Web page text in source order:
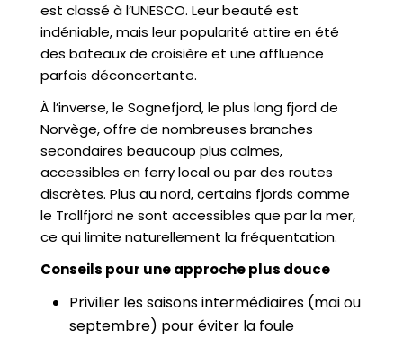
est classé à l’UNESCO. Leur beauté est
indéniable, mais leur popularité attire en été
des bateaux de croisière et une affluence
parfois déconcertante.
À l’inverse, le Sognefjord, le plus long fjord de
Norvège, offre de nombreuses branches
secondaires beaucoup plus calmes,
accessibles en ferry local ou par des routes
discrètes. Plus au nord, certains fjords comme
le Trollfjord ne sont accessibles que par la mer,
ce qui limite naturellement la fréquentation.
Conseils pour une approche plus douce
Privilier les saisons intermédiaires (mai ou
septembre) pour éviter la foule